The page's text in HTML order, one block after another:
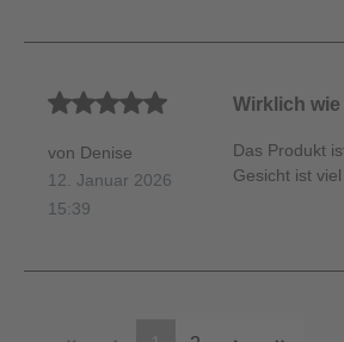
Durchschnittliche Bewertung von 5
von Denise
12. Januar 2026
15:39
Wirklich
Das Produkt
Gesicht ist